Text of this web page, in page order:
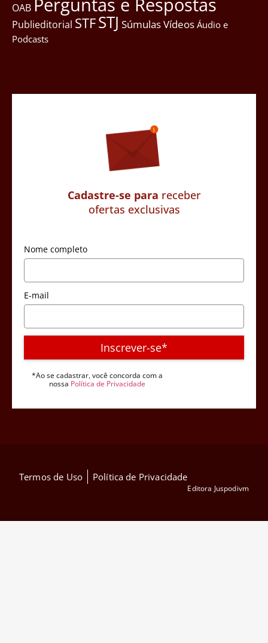
OAB Perguntas e Respostas
Publieditorial STFSTJ SúmulasVídeos Áudio e
Podcasts
Cadastre-se para receber
ofertas exclusivas
Nome completo
E-mail
Inscrever-se*
*Ao se cadastrar, você concorda com a
nossa Política de Privacidade
Termos de Uso Política de Privacidade
Editora Juspodivm